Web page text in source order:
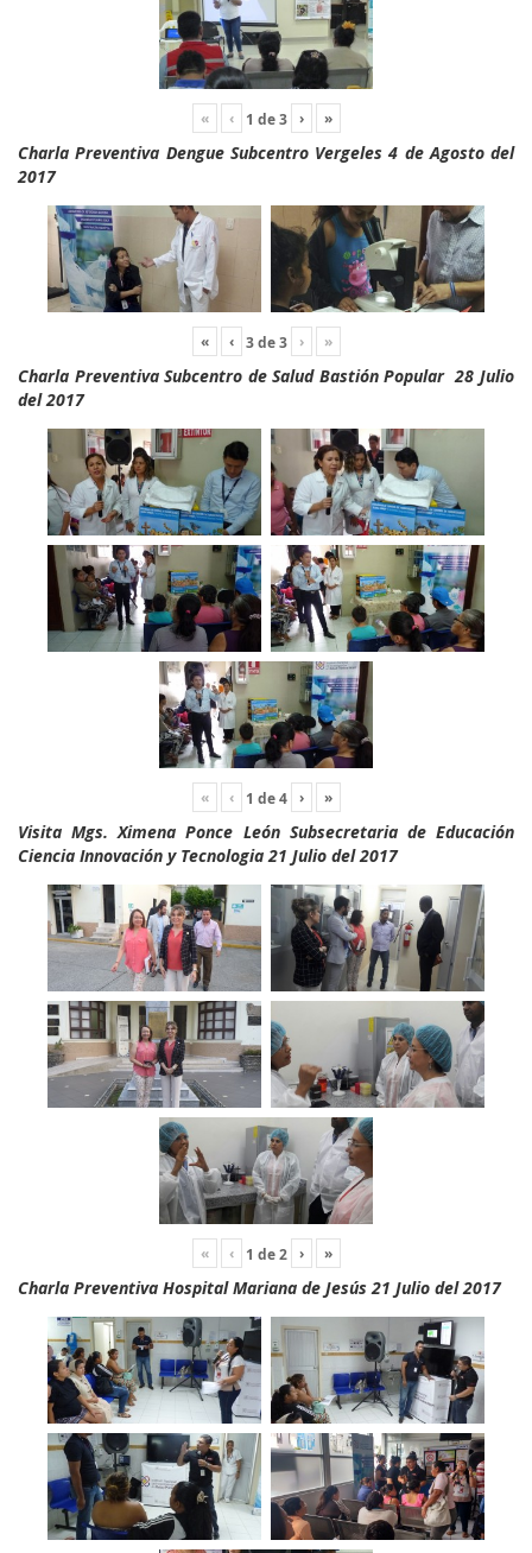
« ‹ 1 de3 › »
Charla Preventiva Dengue Subcentro Vergeles 4 de Agosto del
2017
« ‹ 3de3 › »
Charla Preventiva Subcentro de Salud Bastión Popular 28 Julio
del 2017
« ‹ 1 de4 › »
Visita Mgs. Ximena Ponce León Subsecretaria de Educación
Ciencia Innovación y Tecnologia 21 Julio del 2017
« ‹ 1 de2 › »
Charla Preventiva Hospital Mariana de Jesús 21 Julio del 2017